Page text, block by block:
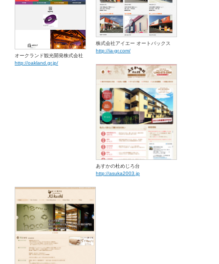
オークランド観光開発株式会社
http://oakland.gr.jp/
株式会社アイエー オートバックス
http://ia-gr.com/
あすかの杜めじろ台
http://asuka2003.jp